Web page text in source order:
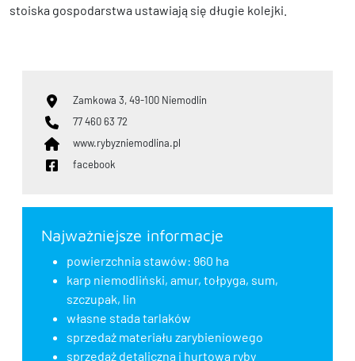
stoiska gospodarstwa ustawiają się długie kolejki.
Zamkowa 3, 49-100 Niemodlin
77 460 63 72
www.rybyzniemodlina.pl
facebook
Najważniejsze informacje
powierzchnia stawów: 960 ha
karp niemodliński, amur, tołpyga, sum,
szczupak, lin
własne stada tarlaków
sprzedaż materiału zarybieniowego
sprzedaż detaliczna i hurtowa ryby